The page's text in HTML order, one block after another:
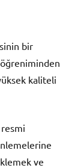
bir
kaliteli
resmi
ve